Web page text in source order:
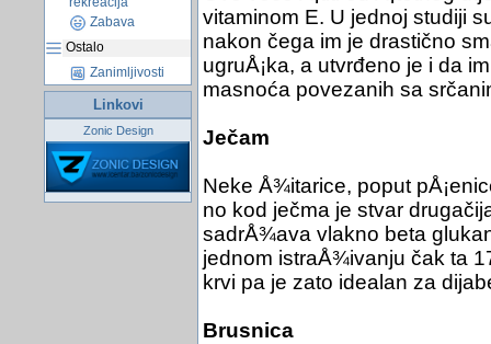
Zabava
Ostalo
Zanimljivosti
Linkovi
Zonic Design
vitaminom E. U jednoj studiji
nakon čega im je drastično
ugruÅ¡ka, a utvrđeno je i da
masnoća povezanih sa
Ječam
Neke Å¾itarice, poput
no kod ječma je stvar
sadrÅ¾ava vlakno beta
jednom istraÅ¾ivanju čak ta
krvi pa je zato idealan za
Brusnica